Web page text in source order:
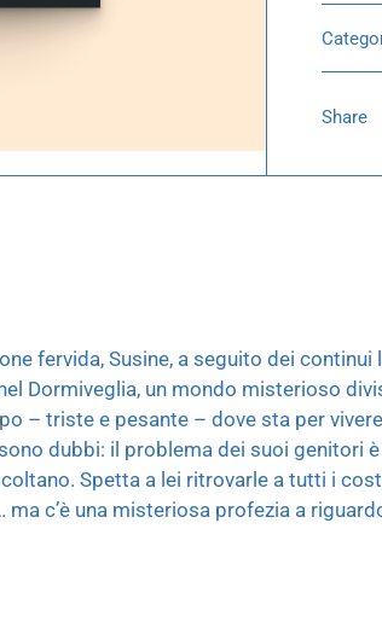
Share
fervida, Susine, a seguito dei
Dormiveglia, un mondo misterioso
– triste e pesante – dove sta per
dubbi: il problema dei suoi genitori
Spetta a lei ritrovarle a tutti i
ma c’è una misteriosa profezia a